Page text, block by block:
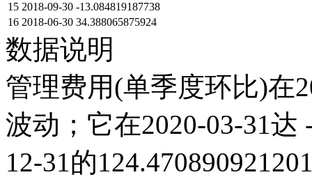
15 2018-09-30 -13.084819187738
16 2018-06-30 34.388065875924
数据说明
管理费用(单季度环比)在
波动；它在2020-03-31达
12-31的